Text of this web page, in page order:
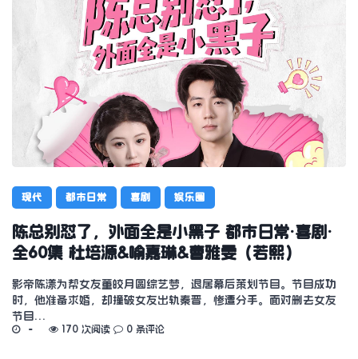
现代 都市日常 喜剧 娱乐圈
陈总别怼了，外面全是小黑子 都市日常·喜剧·
全60集 杜培源&喻嘉琳&曹雅雯（若熙）
影帝陈漾为帮女友董皎月圆综艺梦，退居幕后策划节目。节目成功
时，他准备求婚，却撞破女友出轨秦晋，惨遭分手。面对删去女友
节目…
170 次阅读 0 条评论